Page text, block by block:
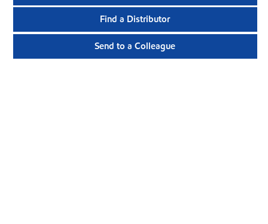
Find a Distributor
Send to a Colleague